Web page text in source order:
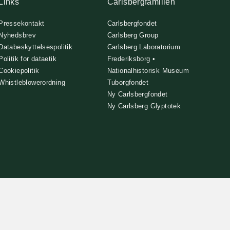
for dataetik
Carlsbergfondet
Carlsberg Group
Carlsberg Laboratorium
Frederiksborg •
Nationalhistorisk Museum
Tuborgfondet
Ny Carlsbergfondet
Ny Carlsberg Glyptotek